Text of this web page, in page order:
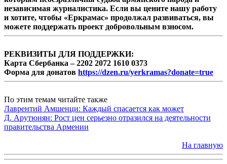
независимая журналистика. Если вы цените нашу работу
и хотите, чтобы «Еркрамас» продолжал развиваться, вы
можете поддержать проект добровольным взносом.
РЕКВИЗИТЫ ДЛЯ ПОДДЕРЖКИ:
Карта Сбербанка – 2202 2072 1610 0373
Форма для донатов https://dzen.ru/yerkramas?donate=true
По этим темам читайте также
Лаврентий Амшенци: Каждый спасается как может
Д. Арутюнян: Рост цен серьезно отразился на деятельности
правительства Армении
На главную